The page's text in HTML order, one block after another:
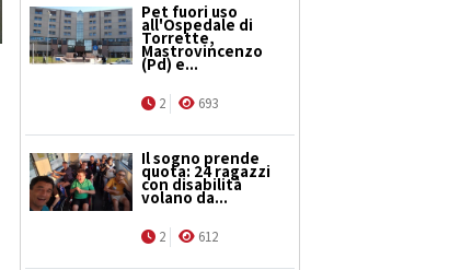
Pet fuori uso
all'Ospedale di
Torrette,
Mastrovincenzo
(Pd) e...
2 693
Il sogno prende
quota: 24 ragazzi
con disabilità
volano da...
2 612